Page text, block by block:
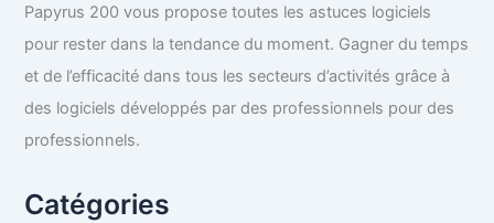
Papyrus 200 vous propose toutes les astuces logiciels
pour rester dans la tendance du moment. Gagner du temps
et de l’efficacité dans tous les secteurs d’activités grâce à
des logiciels développés par des professionnels pour des
professionnels.
Catégories